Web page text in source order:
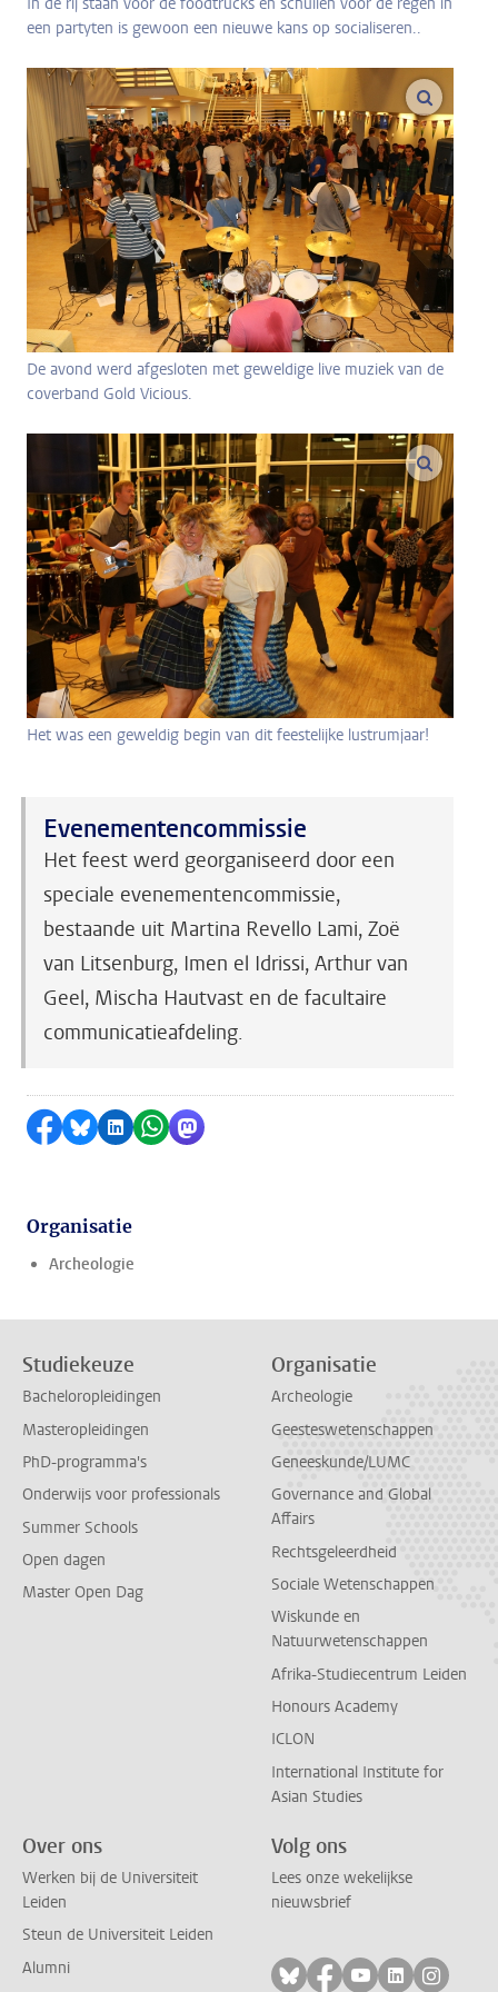
een partyten is gewoon een nieuwe kans op socialiseren..
De avond werd afgesloten met geweldige live muziek van de
coverband Gold Vicious.
Het was een geweldig begin van dit feestelijke lustrumjaar!
Evenementencommissie
Het feest werd georganiseerd door een
speciale evenementencommissie,
bestaande uit Martina Revello Lami, Zoë
van Litsenburg, Imen el Idrissi, Arthur van
Geel, Mischa Hautvast en de facultaire
communicatieafdeling.
Delen op Facebook
Delen via Bluesky
Delen op LinkedIn
Delen via WhatsApp
Delen via Mastodon
Organisatie
Archeologie
Studiekeuze
Bacheloropleidingen
Masteropleidingen
PhD-programma's
Onderwijs voor professionals
Summer Schools
Open dagen
Master Open Dag
Organisatie
Archeologie
Geesteswetenschappen
Geneeskunde/LUMC
Governance and Global
Affairs
Rechtsgeleerdheid
Sociale Wetenschappen
Wiskunde en
Natuurwetenschappen
Afrika-Studiecentrum Leiden
Honours Academy
ICLON
International Institute for
Asian Studies
Over ons
Werken bij de Universiteit
Leiden
Steun de Universiteit Leiden
Alumni
Volg ons
Lees onze wekelijkse
nieuwsbrief
Volg ons op bluesky
Volg ons op
Volg ons op
Volg ons
Volg